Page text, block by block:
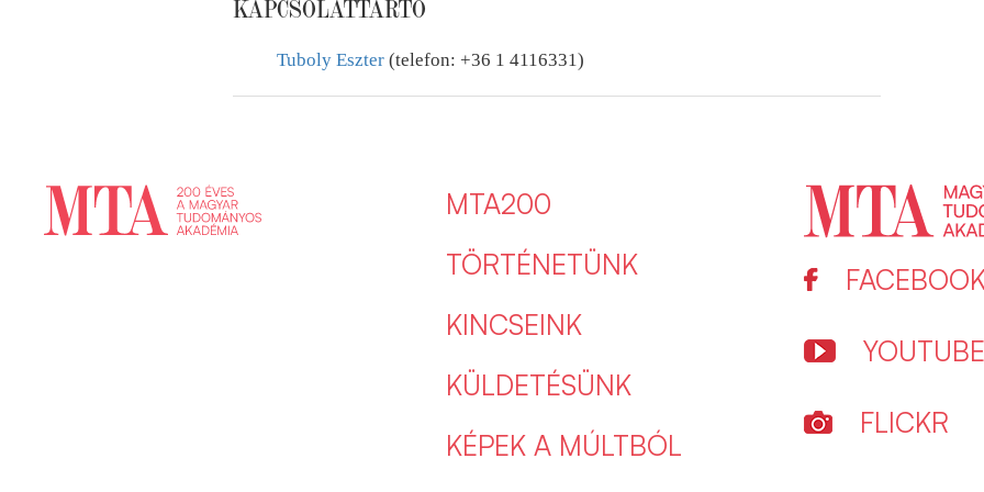
KAPCSOLATTARTÓ
Tuboly Eszter (telefon: +36 1 4116331)
MTA200
TÖRTÉNETÜNK
KINCSEINK
KÜLDETÉSÜNK
KÉPEK A MÚLTBÓL
YOUTUBE
FLICKR